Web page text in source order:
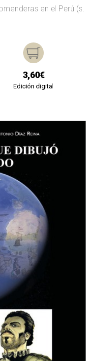
en el Perú (s.
3,60€
Edición digital